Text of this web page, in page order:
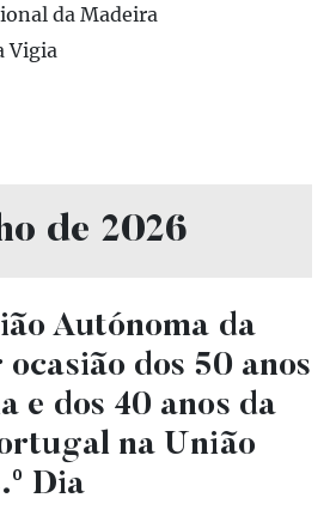
da Madeira
Vigia
de 2026
Autónoma da
dos 50 anos
e dos 40 anos da
na União
Dia